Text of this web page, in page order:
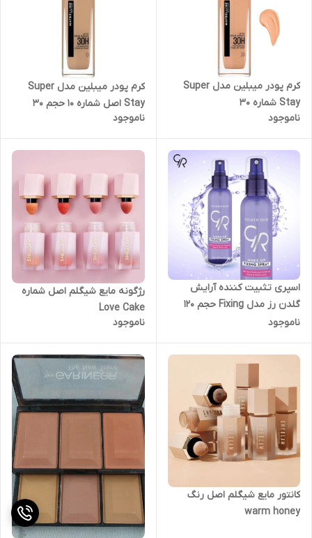
کرم پودر میبلین مدل Super
Stay شماره 30
ناموجود
کرم پودر میبلین مدل Super
Stay اصل شماره 10 حجم 30
میلی لیتر
ناموجود
اسپری تثبیت کننده آرایش
گلدن رز مدل Fixing حجم 120
میلی لیتر
ناموجود
رژگونه مایع شیگلم اصل شماره
Love Cake
ناموجود
کانتور مایع شیگلم اصل رنگ
warm honey